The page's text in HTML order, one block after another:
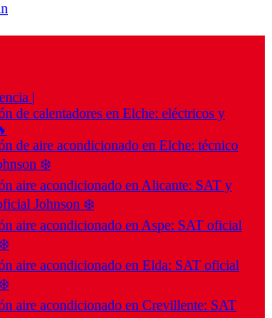
|
de calentadores en Elche: eléctricos y
de aire acondicionado en Elche: técnico
❄️
aire acondicionado en Alicante: SAT y
Johnson ❄️
aire acondicionado en Aspe: SAT oficial
aire acondicionado en Elda: SAT oficial
aire acondicionado en Crevillente: SAT